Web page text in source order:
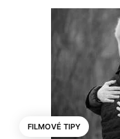
FILMOVÉ TIPY